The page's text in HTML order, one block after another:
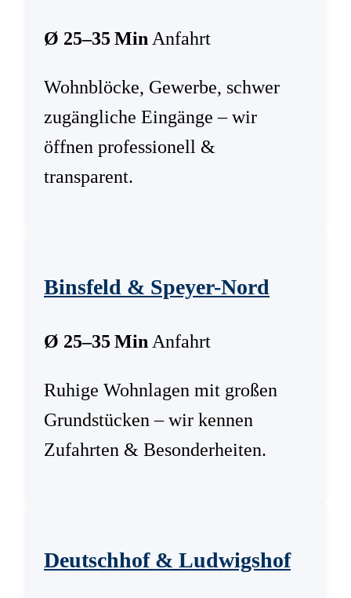
Ø 25–35 Min Anfahrt
Wohnblöcke, Gewerbe, schwer
zugängliche Eingänge – wir
öffnen professionell &
transparent.
Binsfeld & Speyer-Nord
Ø 25–35 Min Anfahrt
Ruhige Wohnlagen mit großen
Grundstücken – wir kennen
Zufahrten & Besonderheiten.
Deutschhof & Ludwigshof